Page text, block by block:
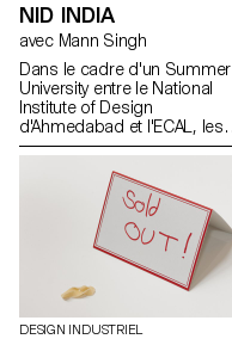
NID INDIA
avec Mann Singh
Dans le cadre d'un Summer
University entre le National
Institute of Design
d'Ahmedabad et l'ECAL, les
étudiants ont été amenés à
local : le bambou.
DESIGN INDUSTRIEL